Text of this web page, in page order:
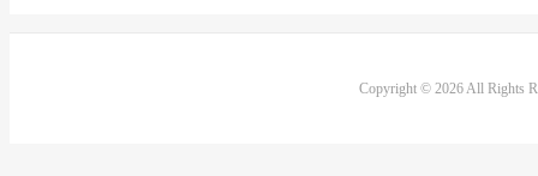
Copyright © 2026 All Rights